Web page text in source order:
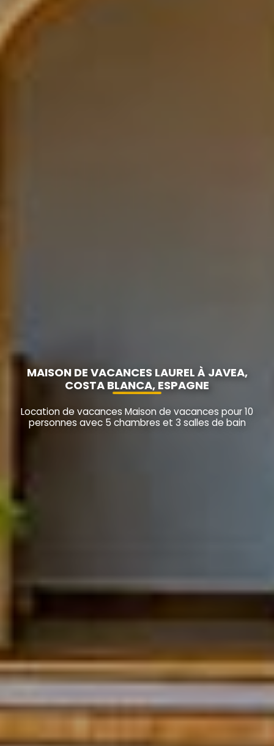
MAISON DE VACANCES LAUREL À JAVEA,
COSTA BLANCA, ESPAGNE
Location de vacances Maison de vacances pour 10
personnes avec 5 chambres et 3 salles de bain